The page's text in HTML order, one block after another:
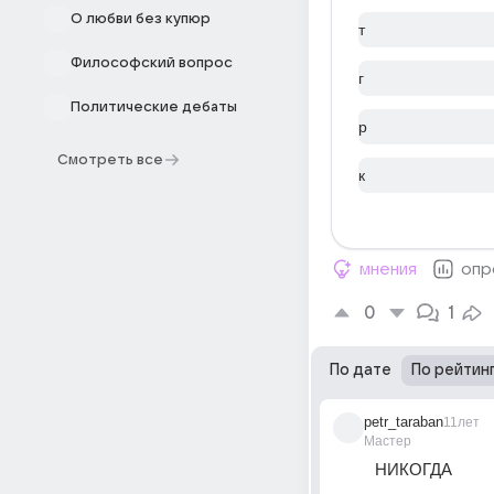
О любви без купюр
Философский вопрос
Политические дебаты
Смотреть все
т
г
р
к
мнения
0 1
По дате По
petr_taraban
Мастер
11лет
НИКОГДА